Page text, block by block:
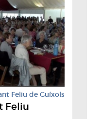
Feliu de Guíxols
Feliu